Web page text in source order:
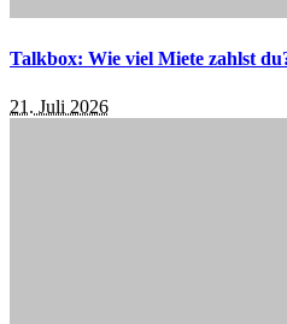
Talkbox: Wie viel Miete zahlst
21. Juli 2026